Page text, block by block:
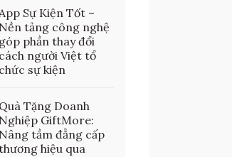
Sự Kiện Tốt –
Nền tảng công nghệ
góp phần thay đổi
cách người Việt tổ
chức sự kiện
Quà Tặng Doanh
Nghiệp GiftMore:
Nâng tầm đẳng cấp
hiệu qua